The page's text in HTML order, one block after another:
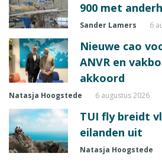
900 met
Sander Lamers 6
Nieuwe cao
ANVR en
akkoord
Natasja Hoogstede 6 augustus 2026
TUI fly breidt
eilanden uit
Natasja Hoogstede